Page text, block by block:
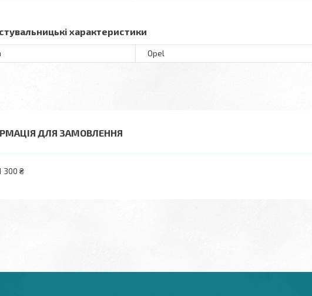
характеристики
Opel
ДЛЯ ЗАМОВЛЕННЯ
300 ₴